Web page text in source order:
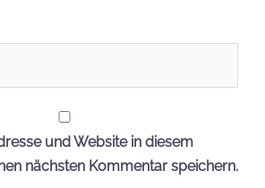
und Website in diesem
nächsten Kommentar speichern.